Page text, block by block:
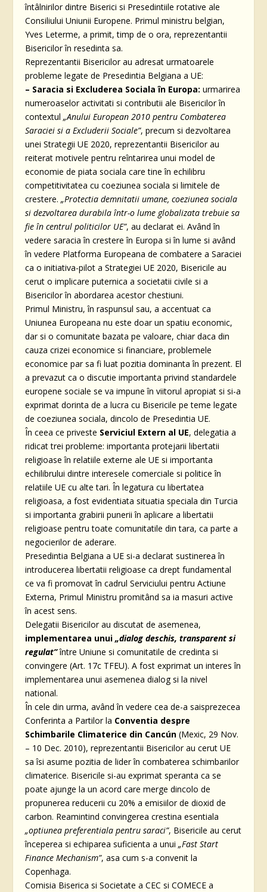
întâlnirilor dintre Biserici si Presedintiile rotative ale
Consiliului Uniunii Europene. Primul ministru belgian,
Yves Leterme, a primit, timp de o ora, reprezentantii
Bisericilor în resedinta sa.
Reprezentantii Bisericilor au adresat urmatoarele
probleme legate de Presedintia Belgiana a UE:
– Saracia si Excluderea Sociala în Europa: urmarirea
numeroaselor activitati si contributii ale Bisericilor în
contextul„Anului European 2010 pentru Combaterea
Saraciei si a Excluderii Sociale”, precum si dezvoltarea
unei Strategii UE 2020, reprezentantii Bisericilor au
reiterat motivele pentru reîntarirea unui model de
economie de piata sociala care tine în echilibru
competitivitatea cu coeziunea sociala si limitele de
crestere.„Protectia demnitatii umane, coeziunea sociala
si dezvoltarea durabila într-o lume globalizata trebuie sa
fie în centrul politicilor UE”, au declarat ei. Având în
vedere saracia în crestere în Europa si în lume si având
în vedere Platforma Europeana de combatere a Saraciei
ca o initiativa-pilot a Strategiei UE 2020, Bisericile au
cerut o implicare puternica a societatii civile si a
Bisericilor în abordarea acestor chestiuni.
Primul Ministru, în raspunsul sau, a accentuat ca
Uniunea Europeana nu este doar un spatiu economic,
dar si o comunitate bazata pe valoare, chiar daca din
cauza crizei economice si financiare, problemele
economice par sa fi luat pozitia dominanta în prezent. El
a prevazut ca o discutie importanta privind standardele
europene sociale se va impune în viitorul apropiat si si-a
exprimat dorinta de a lucra cu Bisericile pe teme legate
de coeziunea sociala, dincolo de Presedintia UE.
În ceea ce priveste Serviciul Extern al UE, delegatia a
ridicat trei probleme: importanta protejarii libertatii
religioase în relatiile externe ale UE si importanta
echilibrului dintre interesele comerciale si politice în
relatiile UE cu alte tari. În legatura cu libertatea
religioasa, a fost evidentiata situatia speciala din Turcia
si importanta grabirii punerii în aplicare a libertatii
religioase pentru toate comunitatile din tara, ca parte a
negocierilor de aderare.
Presedintia Belgiana a UE si-a declarat sustinerea în
introducerea libertatii religioase ca drept fundamental
ce va fi promovat în cadrul Serviciului pentru Actiune
Externa, Primul Ministru promitând sa ia masuri active
în acest sens.
Delegatii Bisericilor au discutat de asemenea,
implementarea unui„dialog deschis, transparent si
regulat”între Uniune si comunitatile de credinta si
convingere (Art. 17c TFEU). A fost exprimat un interes în
implementarea unui asemenea dialog si la nivel
national.
În cele din urma, având în vedere cea de-a saisprezecea
Conferinta a Partilor la Conventia despre
Schimbarile Climaterice din Cancún (Mexic, 29 Nov.
– 10 Dec. 2010), reprezentantii Bisericilor au cerut UE
sa îsi asume pozitia de lider în combaterea schimbarilor
climaterice. Bisericile si-au exprimat speranta ca se
poate ajunge la un acord care merge dincolo de
propunerea reducerii cu 20% a emisiilor de dioxid de
carbon. Reamintind convingerea crestina esentiala
„optiunea preferentiala pentru saraci”, Bisericile au cerut
începerea si echiparea suficienta a unui„Fast Start
Finance Mechanism”, asa cum s-a convenit la
Copenhaga.
Comisia Biserica si Societate a CEC si COMECE a